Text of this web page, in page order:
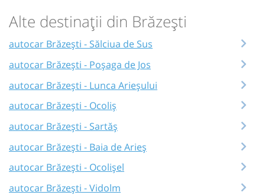
Alte destinații din Brăzești
autocar Brăzești - Sălciua de Sus
autocar Brăzești - Poșaga de Jos
autocar Brăzești - Lunca Arieșului
autocar Brăzești - Ocoliș
autocar Brăzești - Sartăș
autocar Brăzești - Baia de Arieș
autocar Brăzești - Ocolișel
autocar Brăzești - Vidolm